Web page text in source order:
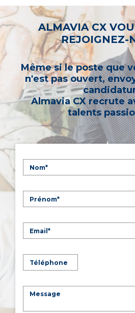
ALMAVIA CX
REJOIGNEZ-
Même si le poste que
n'est pas ouvert,
Almavia CX recrute
talents